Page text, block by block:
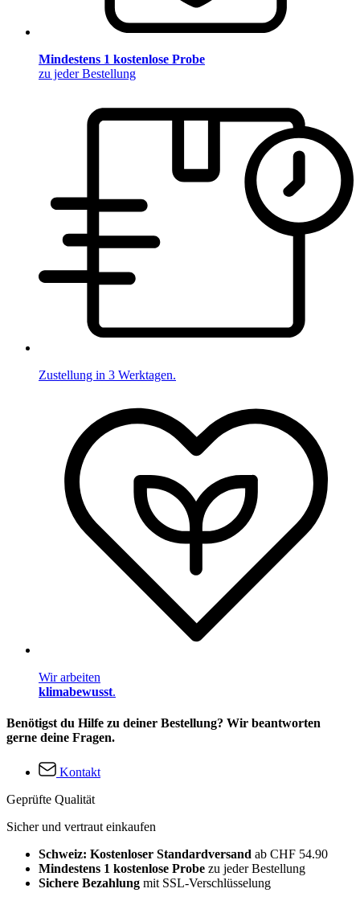
Mindestens 1 kostenlose Probe
zu jeder Bestellung
Zustellung in 3 Werktagen.
Wir arbeiten
klimabewusst.
Benötigst du Hilfe zu deiner Bestellung? Wir beantworten
gerne deine Fragen.
Kontakt
Geprüfte Qualität
Sicher und vertraut einkaufen
Schweiz: Kostenloser Standardversand ab CHF 54.90
Mindestens 1 kostenlose Probe zu jeder Bestellung
Sichere Bezahlung mit SSL-Verschlüsselung